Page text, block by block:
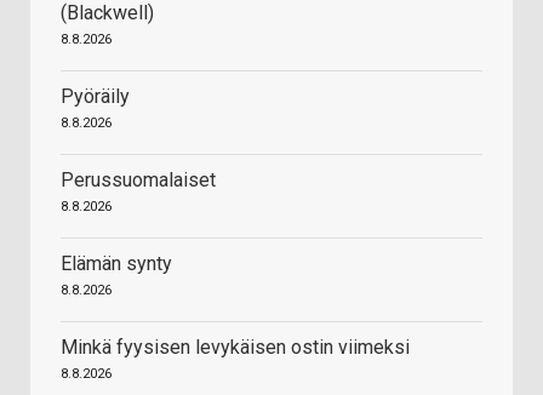
(Blackwell)
8.8.2026
Pyöräily
8.8.2026
Perussuomalaiset
8.8.2026
Elämän synty
8.8.2026
Minkä fyysisen levykäisen ostin viimeksi
8.8.2026